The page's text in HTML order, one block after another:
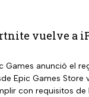
vuelve a
Games anunció el
Epic Games Store
con requisitos de